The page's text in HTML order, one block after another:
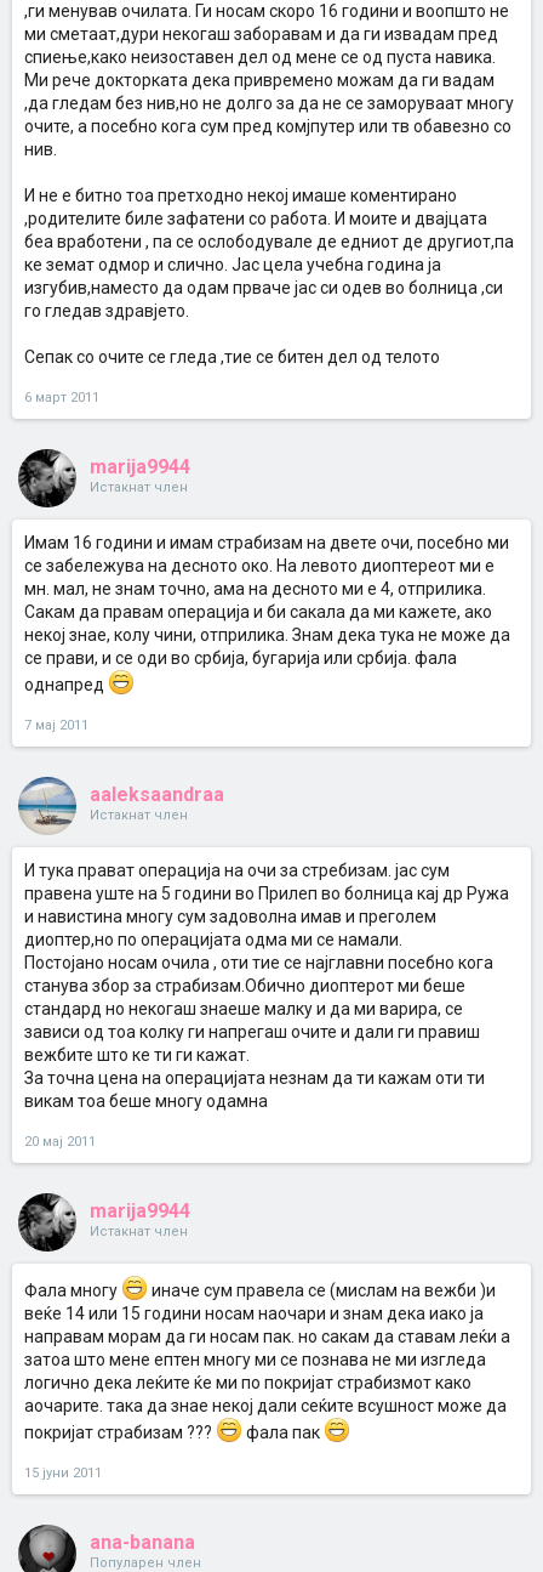
,ги менував очилата. Ги носам скоро 16 години и воопшто не
ми сметаат,дури некогаш заборавам и да ги извадам пред
спиење,како неизоставен дел од мене се од пуста навика.
Ми рече докторката дека привремено можам да ги вадам
,да гледам без нив,но не долго за да не се заморуваат многу
очите, а посебно кога сум пред комјпутер или тв обавезно со
нив.
И не е битно тоа претходно некој имаше коментирано
,родителите биле зафатени со работа. И моите и двајцата
беа вработени , па се ослободувале де едниот де другиот,па
ке земат одмор и слично. Јас цела учебна година ја
изгубив,наместо да одам прваче јас си одев во болница ,си
го гледав здравјето.
Сепак со очите се гледа ,тие се битен дел од телото
6 март 2011
marija9944
Истакнат член
Имам 16 години и имам страбизам на двете очи, посебно ми
се забележува на десното око. На левото диоптереот ми е
мн. мал, не знам точно, ама на десното ми е 4, отприлика.
Сакам да правам операција и би сакала да ми кажете, ако
некој знае, колу чини, отприлика. Знам дека тука не може да
се прави, и се оди во србија, бугарија или србија. фала
однапред
7 мај 2011
aaleksaandraa
Истакнат член
И тука прават операција на очи за стребизам. јас сум
правена уште на 5 години во Прилеп во болница кај др Ружа
и навистина многу сум задоволна имав и преголем
диоптер,но по операцијата одма ми се намали.
Постојано носам очила , оти тие се најглавни посебно кога
станува збор за страбизам.Обично диоптерот ми беше
стандард но некогаш знаеше малку и да ми варира, се
зависи од тоа колку ги напрегаш очите и дали ги правиш
вежбите што ке ти ги кажат.
За точна цена на операцијата незнам да ти кажам оти ти
викам тоа беше многу одамна
20 мај 2011
marija9944
Истакнат член
Фала многу
иначе сум правела се (мислам на вежби )и
веќе 14 или 15 години носам наочари и знам дека иако ја
направам морам да ги носам пак. но сакам да ставам леќи а
затоа што мене ептен многу ми се познава не ми изгледа
логично дека леќите ќе ми по покријат страбизмот како
аочарите. така да знае некој дали сеќите всушност може да
покријат страбизам ???
фала пак
15 јуни 2011
ana-banana
Популарен член